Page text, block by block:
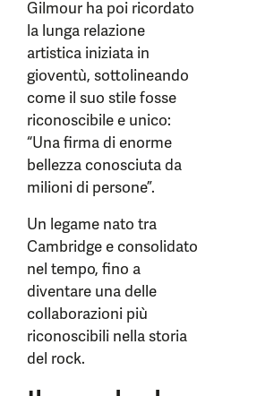
Gilmour ha poi ricordato
la lunga relazione
artistica iniziata in
gioventù, sottolineando
come il suo stile fosse
riconoscibile e unico:
“Una firma di enorme
bellezza conosciuta da
milioni di persone”.
Un legame nato tra
Cambridge e consolidato
nel tempo, fino a
diventare una delle
collaborazioni più
riconoscibili nella storia
del rock.